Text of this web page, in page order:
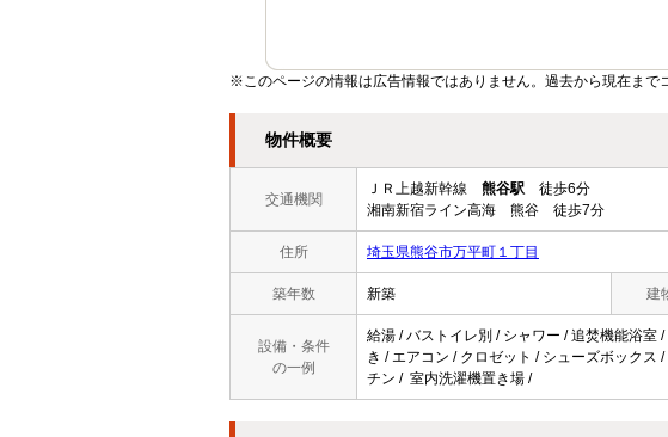
※このページの情報は広告情報ではありません。過去から現在ま
物件概要
交通機関
ＪＲ上越新幹線 熊谷駅 徒歩6分
湘南新宿ライン高海 熊谷 徒歩7分
住所 埼玉県熊谷市万平町１丁目
築年数 新築 建
設備・条件
の一例
給湯 / バストイレ別 / シャワー / 追焚機能浴室
き / エアコン / クロゼット / シューズボックス
チン / 室内洗濯機置き場 /